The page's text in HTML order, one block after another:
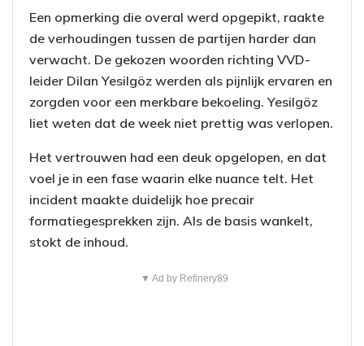
Een opmerking die overal werd opgepikt, raakte
de verhoudingen tussen de partijen harder dan
verwacht. De gekozen woorden richting VVD-
leider Dilan Yesilgöz werden als pijnlijk ervaren en
zorgden voor een merkbare bekoeling. Yesilgöz
liet weten dat de week niet prettig was verlopen.
Het vertrouwen had een deuk opgelopen, en dat
voel je in een fase waarin elke nuance telt. Het
incident maakte duidelijk hoe precair
formatiegesprekken zijn. Als de basis wankelt,
stokt de inhoud.
▼ Ad by Refinery89